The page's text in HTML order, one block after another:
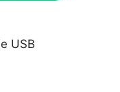
USB